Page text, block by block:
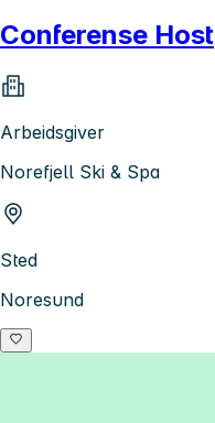
Conferense Host
Arbeidsgiver
Norefjell Ski & Spa
Sted
Noresund